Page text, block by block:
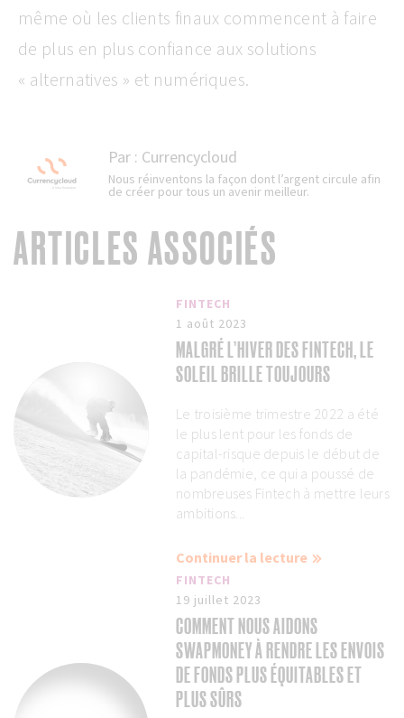
même où les clients finaux commencent à faire
de plus en plus confiance aux solutions
« alternatives » et numériques.
Par : Currencycloud
Nous réinventons la façon dont l’argent circule afin
de créer pour tous un avenir meilleur.
ARTICLES ASSOCIÉS
FINTECH
1 août 2023
MALGRÉ L’HIVER DES FINTECH, LE
SOLEIL BRILLE TOUJOURS
Le troisième trimestre 2022 a été
le plus lent pour les fonds de
capital-risque depuis le début de
la pandémie, ce qui a poussé de
nombreuses Fintech à mettre leurs
ambitions...
Continuer la lecture
FINTECH
19 juillet 2023
COMMENT NOUS AIDONS
SWAPMONEY À RENDRE LES ENVOIS
DE FONDS PLUS ÉQUITABLES ET
PLUS SÛRS